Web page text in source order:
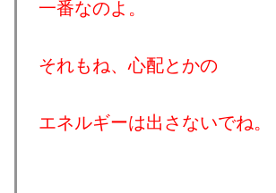
一番なのよ。
それもね、心配とかの
エネルギーは出さないでね。